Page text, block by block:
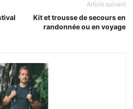
Article suivant
Kit et trousse de secours en
randonnée ou en voyage